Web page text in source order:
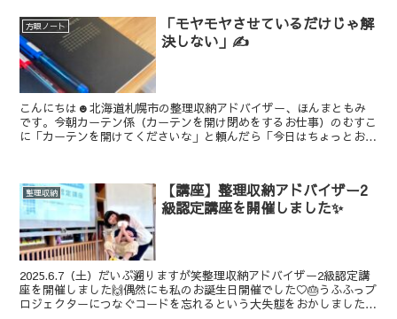
方眼ノート
「モヤモヤさせているだけじゃ解
決しない」✍
こんにちは☻北海道札幌市の整理収納アドバイザー、ほんまともみ
です。今朝カーテン係（カーテンを開け閉めをするお仕事）のむすこ
に「カーテンを開けてくださいな」と頼んだら「今日はちょっとお休
整理収納
【講座】整理収納アドバイザー2
級認定講座を開催しました✨
2025.6.7（土）だいぶ遡りますが笑整理収納アドバイザー2級認定講
座を開催しました🙌偶然にも私のお誕生日開催でした♡🎂うふふっプ
ロジェクターにつなぐコードを忘れるという大失態をおかしましたが